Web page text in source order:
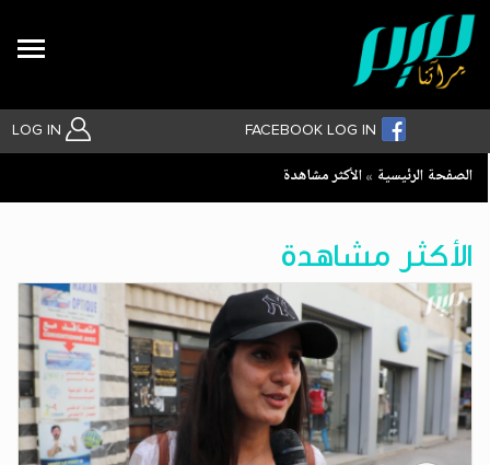
LOG IN FACEBOOK LOG IN
Breadcrumb
الصفحة الرئيسية الأكثر مشاهدة
الأكثر مشاهدة